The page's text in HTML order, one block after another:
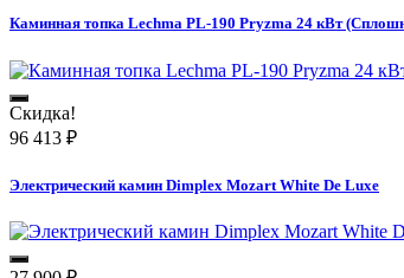
Каминная топка Lechma PL-190 Pryzma 24 кВт
Скидка!
96 413 ₽
Электрический камин Dimplex Mozart White De Luxe